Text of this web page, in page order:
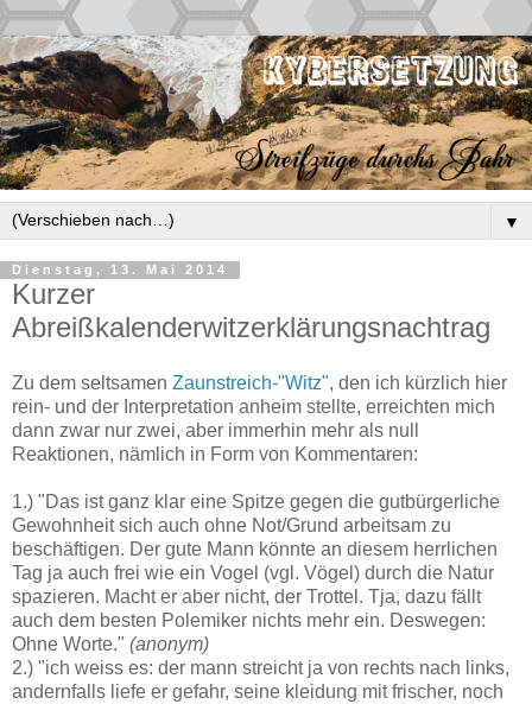
▼
Dienstag, 13. Mai 2014
Kurzer
Abreißkalenderwitzerklärungsnachtrag
Zu dem seltsamen Zaunstreich-"Witz", den ich kürzlich hier
rein- und der Interpretation anheim stellte, erreichten mich
dann zwar nur zwei, aber immerhin mehr als null
Reaktionen, nämlich in Form von Kommentaren:
1.) "Das ist ganz klar eine Spitze gegen die gutbürgerliche
Gewohnheit sich auch ohne Not/Grund arbeitsam zu
beschäftigen. Der gute Mann könnte an diesem herrlichen
Tag ja auch frei wie ein Vogel (vgl. Vögel) durch die Natur
spazieren. Macht er aber nicht, der Trottel. Tja, dazu fällt
auch dem besten Polemiker nichts mehr ein. Deswegen:
Ohne Worte." (anonym)
2.) "ich weiss es: der mann streicht ja von rechts nach links,
andernfalls liefe er gefahr, seine kleidung mit frischer, noch